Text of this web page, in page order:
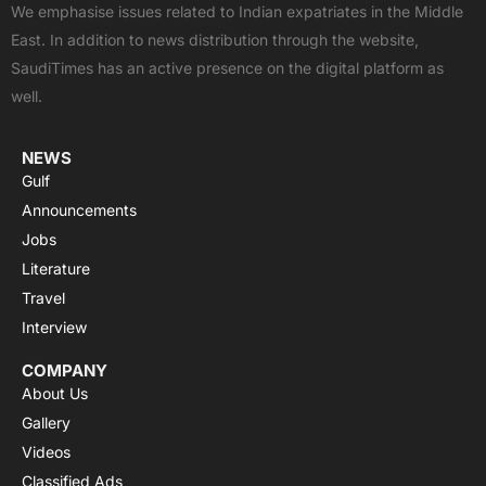
o
o
k
t
t
e
b
e
a
p
p
g
r
a
We emphasise issues related to Indian expatriates in the Middle
East. In addition to news distribution through the website,
SaudiTimes has an active presence on the digital platform as
well.
NEWS
Gulf
Announcements
Jobs
Literature
Travel
Interview
COMPANY
About Us
Gallery
Videos
Classified Ads